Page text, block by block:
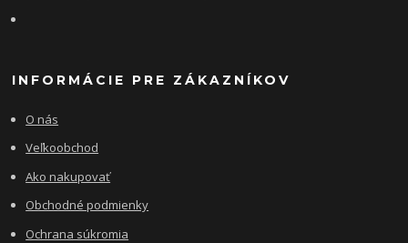
INFORMÁCIE PRE ZÁKAZNÍKOV
O nás
Veľkoobchod
Ako nakupovať
Obchodné podmienky
Ochrana súkromia